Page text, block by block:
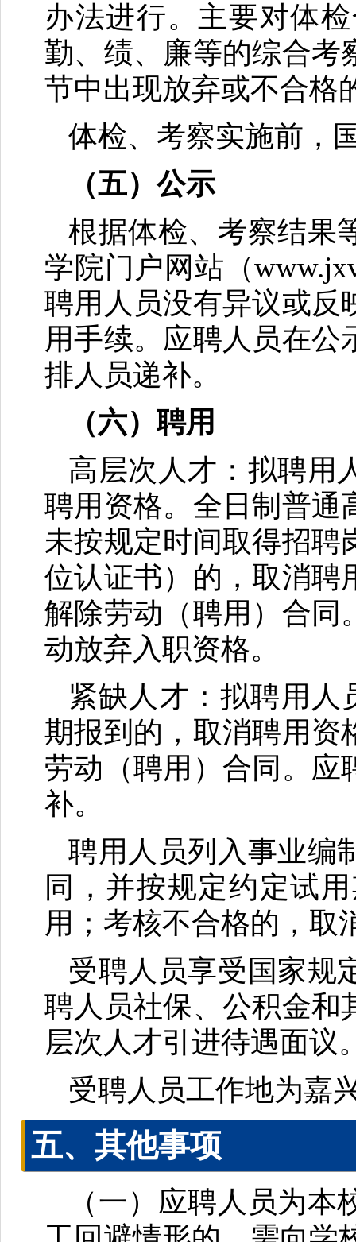
办法进行。主要对体
勤、绩、廉等的综合考
节中出现放弃或不合格
体检、考察实施前，
（五）公示
根据体检、考察结果
学院门户网站（
聘用人员没有异议或反
用手续。应聘人员在
排人员递补。
（六）聘用
高层次人才：拟聘用
聘用资格。全日制普通
未按规定时间取得招聘
位认证书）的，取消聘
解除劳动（聘用）合同
动放弃入职资格。
紧缺人才：拟聘用人
期报到的，取消聘用资
劳动（聘用）合同。应
补。
聘用人员列入事业编
同，并按规定约定试
用；考核不合格的，取
受聘人员享受国家规
聘人员社保、公积金和
层次人才引进待遇面议
受聘人员工作地为嘉
五、其他事项
（一）应聘人员为